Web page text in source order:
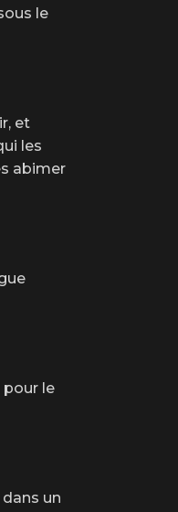
le
et
les
abimer
pour le
un